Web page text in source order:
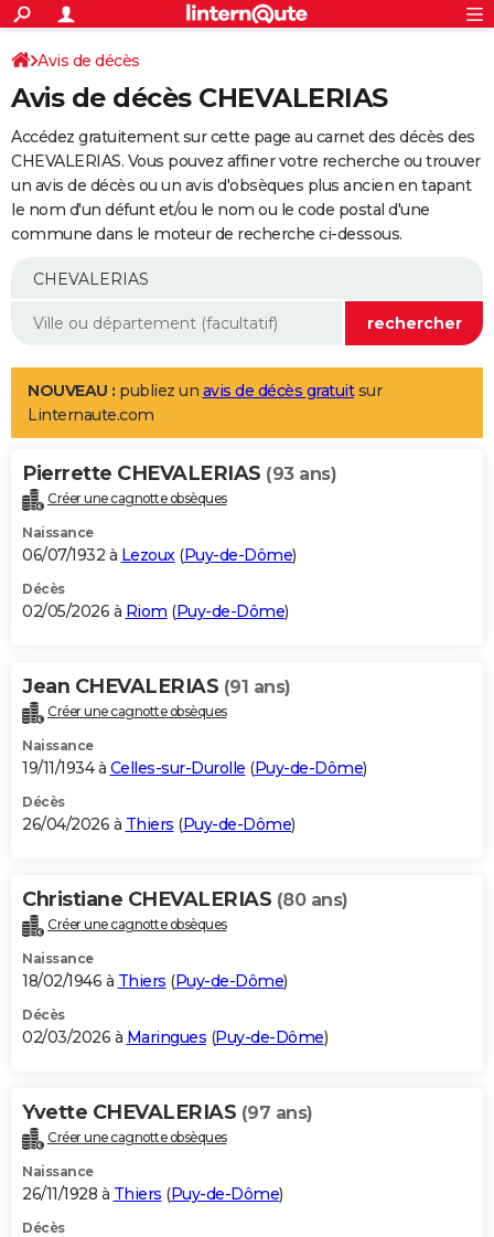
ACTUALITÉS
Politique
Société
Faits Divers
Education
Monde
Villes
+
SPORT
Coupe du monde 2026
Football
Tennis
Cyclisme
Rugby
Forum
Programme TV
TNT
Streaming
Cinéma
Sorties cinéma
Musique
+
FINANCE
Impôts
Immobilier
Risques naturels par ville
Banque
Assurance
Crédit
AUTO
Essais
Réserver un essai
Citadines
Berlines
SUV
Forum auto
+
Mobiles
Meilleur smartphone
Internet
Ordinateurs
Jeux vidéo
Guide high-tech
Aménagement intérieur
LIFESTYLE
Art de vivre
Bien-être
Loisirs
Mode
Modes de vie
Alimentation
Guide de la santé
Maladies
Médicaments
Sommeil
VOYAGE
Destinations
City break
Voyage nature
Voyage de noces
Forum
Climat
+PHOTO
GUIDES D'ACHAT
BONS PLANS
Carte de Noël
Carte Bonne année
Carte Saint-Valentin
Carte Pâques
Carte d'anniversaire
DICTIONNAIRE
Dictionnaire
Biographies
Citations
Expressions
Proverbes
PROGRAMME TV
S'inscrire
Se connecter
Lycées
Collèges
Primaires
Universités
Entreprises
Service militaire
Avis de recherche
AVIS DE DÉCÈS
Bricolage
Lifestyle
Culture
Sport
Auto
Television
Voyage
Cinema
Avis de décès
Avis de décès CHEVALERIAS
Accédez gratuitement sur cette page au carnet des décès des
CHEVALERIAS. Vous pouvez affiner votre recherche ou trouver
un avis de décès ou un avis d'obsèques plus ancien en tapant
le nom d'un défunt et/ou le nom ou le code postal d'une
commune dans le moteur de recherche ci-dessous.
NOUVEAU : publiez un avis de décès gratuitsur
Linternaute.com
Pierrette CHEVALERIAS (93 ans)
Créer une cagnotte obsèques
Naissance
06/07/1932 à Lezoux(Puy-de-Dôme)
Décès
02/05/2026 à Riom (Puy-de-Dôme)
Jean CHEVALERIAS (91 ans)
Créer une cagnotte obsèques
Naissance
19/11/1934 à Celles-sur-Durolle (Puy-de-Dôme)
Décès
26/04/2026 à Thiers (Puy-de-Dôme)
Christiane CHEVALERIAS (80 ans)
Créer une cagnotte obsèques
Naissance
18/02/1946 à Thiers (Puy-de-Dôme)
Décès
02/03/2026 à Maringues (Puy-de-Dôme)
Yvette CHEVALERIAS (97 ans)
Créer une cagnotte obsèques
Naissance
26/11/1928 à Thiers (Puy-de-Dôme)
Décès